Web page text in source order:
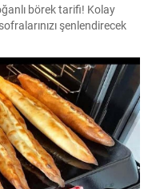
börek tarifi! Kolay
şenlendirecek